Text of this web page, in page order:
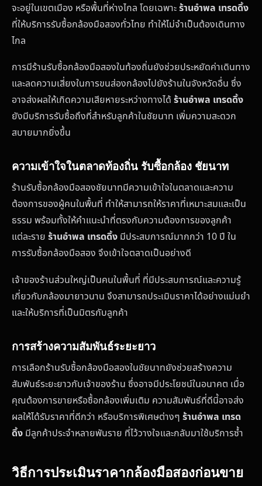
จะอยู่ในเขตเมือง หรือพื้นที่ห่างไกล โดยเฉพาะร้านอำพล เทรดดิ้ง
ที่ให้บริการรับซื้อกล้องมือสองทั่วไทย ทำให้ไม่จำเป็นต้องเดินทาง
ไกล
การมีร้านรับซื้อกล้องมือสองในท้องถิ่นยังช่วยประหยัดค่าเดินทาง
และลดความเสี่ยงในการขนส่องกล้องไปยังร้านในจังหวัดอื่น ซึ่ง
อาจส่งผลให้เกิดความเสียหายระหว่างทางได้ ร้านอำพล เทรดดิ้ง
ยังมีบริการรับซื้อถึงที่สำหรับลูกค้าในชัยนาท เพิ่มความสะดวก
สบายมากยิ่งขึ้น
ความเข้าใจในตลาดท้องถิ่น รับซื้อกล้อง ชัยนาท
ร้านรับซื้อกล้องมือสองชัยนาทมีความเข้าใจในตลาดและความ
ต้องการของผู้คนในพื้นที่ ทำให้สามารถให้ราคาที่เหมาะสมและเป็น
ธรรม พร้อมทั้งให้คำแนะนำที่ตรงกับความต้องการของลูกค้า
แต่ละราย ร้านอำพล เทรดดิ้ง มีประสบการณ์มากกว่า 10 ปี ใน
การรับซื้อกล้องมือสอง จึงเข้าใจตลาดเป็นอย่างดี
เจ้าของร้านส่วนใหญ่เป็นคนในพื้นที่ ที่มีประสบการณ์และความรู้
เกี่ยวกับกล้องมายาวนาน จึงสามารถประเมินราคาได้อย่างแม่นยำ
และให้บริการที่เป็นมิตรกับลูกค้า
การสร้างความสัมพันธ์ระยะยาว
การเลือกร้านรับซื้อกล้องมือสองในชัยนาทยังช่วยสร้างความ
สัมพันธ์ระยะยาวกับเจ้าของร้าน ซึ่งอาจมีประโยชน์ในอนาคต เมื่อ
คุณต้องการขายหรือซื้อกล้องเพิ่มเติม ความสัมพันธ์ที่ดีนี้อาจส่ง
ผลให้ได้รับราคาที่ดีกว่า หรือบริการพิเศษต่างๆ ร้านอำพล เทรด
ดิ้ง มีลูกค้าประจำหลายพันราย ที่ไว้วางใจและกลับมาใช้บริการซ้ำ
วิธีการประเมินราคากล้องมือสองก่อนขาย